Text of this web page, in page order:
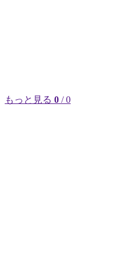
もっと見る 0 / 0